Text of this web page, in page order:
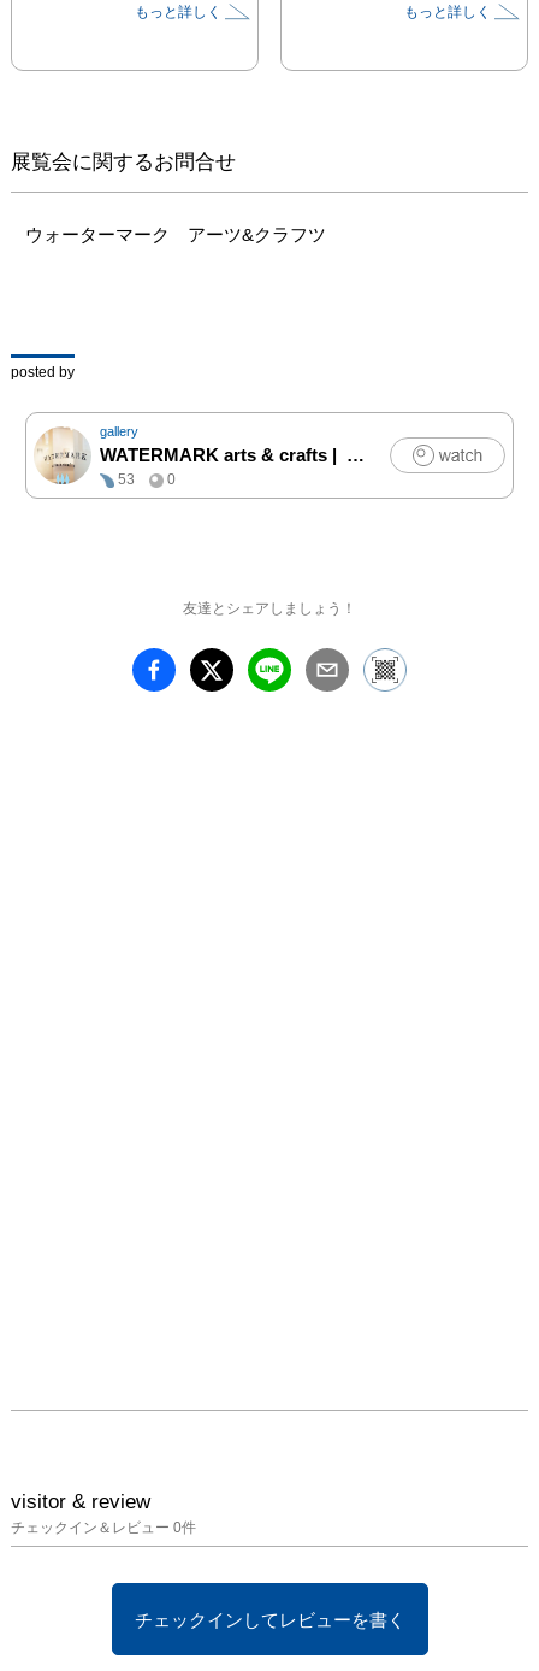
クとして撮り続けてきた
のルーツを巡る旅の終わ
て故郷に目を向けること
となり、纏め上げた作品
川」。今展では作品集か
1972年宮城県仙台市生ま
れ。1998年、渡英。現
在、東京で活動。主な展
示に 仙台私立現代美術
館(1998年)、個展「いく
ャリティー・グループ展
年／ノルウェー、オス
ロ）、個展「winter」
もっと詳しく もっと詳しく
展覧会に関するお問合せ
ウォーターマーク　アーツ&クラフツ
posted by
gallery
WATERMARK arts & crafts |
アート
53
0
友達とシェアしましょう！
visitor & review
チェックイン＆レビュー 0件
チェックインしてレビューを書く